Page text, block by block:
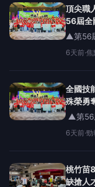
力發展署
頂尖職
56屆全
▲第56
署長賴
屆全國
發展署
6天前·焦
全國技
殊榮勇
▲第56
署長賴
56屆全
力發展
6天前·勁
桃竹苗
缺搶人